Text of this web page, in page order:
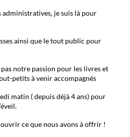
administratives, je suis là pour
ainsi que le tout public pour
notre passion pour les livres et
petits à venir accompagnés
matin ( depuis déjà 4 ans) pour
ce que nous avons à offrir !